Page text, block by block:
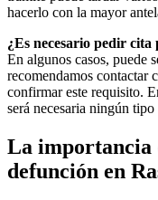
hacerlo con la mayor
¿Es necesario pedir cita
En algunos casos, puede
recomendamos contactar
confirmar este requisito.
será necesaria ningún tipo
La importancia
defunción en